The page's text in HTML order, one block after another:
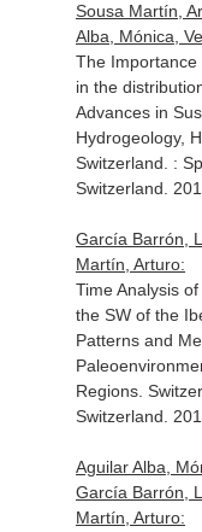
Sousa Martín,
Alba, Mónica,
The
in the
Advances in
Hydrogeology,
Switzerland. :
Switzerland.
García Barrón,
Martín, Arturo:
Time Analysis
the SW of the
Patterns and
Regions.
Switzerland.
Aguilar Alba,
García Barrón,
Martín, Arturo: